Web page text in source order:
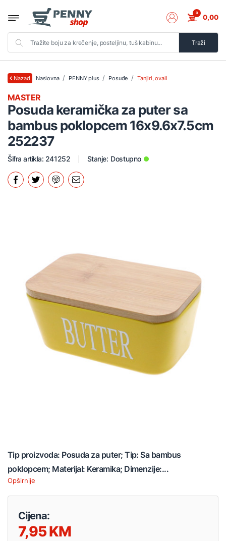
Traži
0 0,00
Nazad Naslovna PENNY plus Posuđe Tanjiri, ovali
Posuda keramička za puter sa
bambus poklopcem 16x9.6x7.5cm
252237
MASTER
Šifra artikla: 241252 Stanje: Dostupno
Tip proizvoda: Posuda za puter; Tip: Sa bambus
poklopcem; Materijal: Keramika; Dimenzije:...
Opširnije
Cijena:
7,95